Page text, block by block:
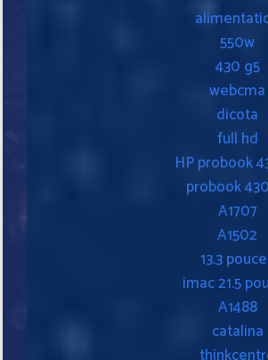
550w
430 g5
webcma
dicota
full hd
HP probook
probook
A1707
A1502
13.3
imac 21.5
A1488
catalina